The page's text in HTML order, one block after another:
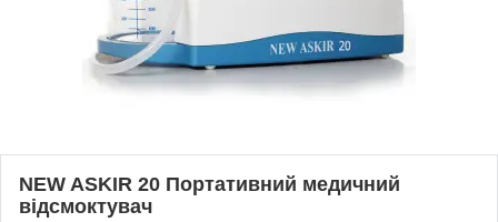
NEW ASKIR 20 Портативний медичний
відсмоктувач